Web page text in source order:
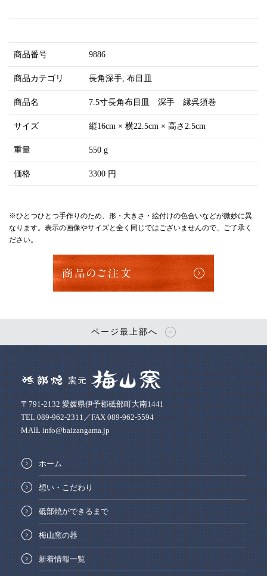
商品番号 9886
商品カテゴリ 長角深手 布目皿
商品名 7.5寸長角布目皿 深手 縁呉須巻
サイズ 縦16cm × 横22.5cm × 高さ2.5cm
重量 550 g
価格 3300 円
※ひとつひとつ手作りのため、形・大きさ・絵付けの色合いなどが微妙に異
なります。表示の画像やサイズと全く同じではございませんので、ご了承く
ださい。
商品のご注文
ページ最上部へ
〒791-2132 愛媛県伊予郡砥部町大南1441
TEL 089-962-2311／FAX 089-962-5594
MAIL info@baizangama.jp
ホーム
想い・こだわり
砥部焼ができるまで
梅山窯の器
新着情報一覧